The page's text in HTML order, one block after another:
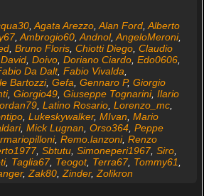
, Agata Arezzo, Alan Ford, Alberto
, Ambrogio60, Andnol, AngeloMeroni,
, Bruno Floris, Chiotti Diego, Claudio
, Doivo, Doriano Ciardo, Edo0606,
Da Dalt, Fabio Vivalda
Bartozzi, Gefa Gennaro P, Giorgio
, Giorgio49, Giuseppe Tognarini, Ilario
, Latino Rosario, Lorenzo_mc,
, Lukeskywalker, MIvan Mario
, Mick Lugnan Orso364, Peppe
, Remo.lanzoni, Renzo
, Sbtutu, Simoneperi1967, Siro,
, Taglia67, Teogot, Terra67, Tommy61
, Zak80, Zinder, Zolikron